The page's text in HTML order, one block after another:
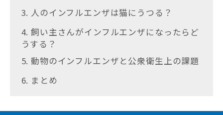
3. 人のインフルエンザは猫にうつる？
4. 飼い主さんがインフルエンザになったらど
うする？
5. 動物のインフルエンザと公衆衛生上の課題
6. まとめ